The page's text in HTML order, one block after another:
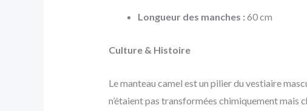
Longueur des manches : 60 cm
Culture & Histoire
Le manteau camel est un pilier du vestiaire
n’étaient pas transformées chimiquement mais